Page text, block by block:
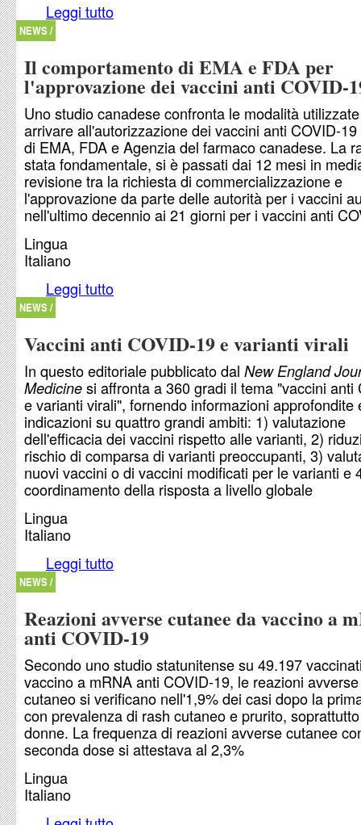
Leggi tutto
NEWS /
Il comportamento di EMA e FDA per
l'approvazione dei vaccini anti COVID-
Uno studio canadese confronta le modalità
arrivare all'autorizzazione dei vaccini anti COVID-
di EMA, FDA e Agenzia del farmaco canadese. La
stata fondamentale, si è passati dai 12 mesi in
revisione tra la richiesta di commercializzazione e
l'approvazione da parte delle autorità per i vaccini
nell'ultimo decennio ai 21 giorni per i vaccini anti
Lingua
Italiano
Leggi tutto
NEWS /
Vaccini anti COVID-19 e varianti virali
In questo editoriale pubblicato dal New England
Medicine si affronta a 360 gradi il tema "vaccini anti
e varianti virali", fornendo informazioni approfondite
indicazioni su quattro grandi ambiti: 1) valutazione
dell'efficacia dei vaccini rispetto alle varianti, 2)
rischio di comparsa di varianti preoccupanti, 3)
nuovi vaccini o di vaccini modificati per le varianti e
coordinamento della risposta a livello globale
Lingua
Italiano
Leggi tutto
NEWS /
Reazioni avverse cutanee da vaccino a
anti COVID-19
Secondo uno studio statunitense su 49.197
vaccino a mRNA anti COVID-19, le reazioni
cutaneo si verificano nell'1,9% dei casi dopo la
con prevalenza di rash cutaneo e prurito,
donne. La frequenza di reazioni avverse cutanee
seconda dose si attestava al 2,3%
Lingua
Italiano